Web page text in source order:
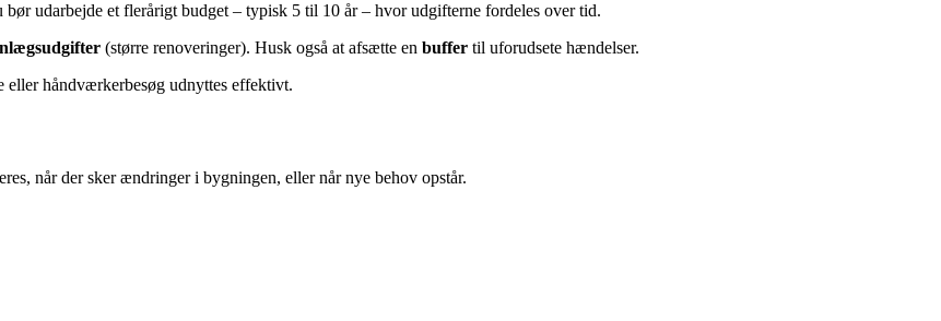
udarbejde et flerårigt budget – typisk 5 til 10 år – hvor udgifterne fordeles over tid.
(større renoveringer). Husk også at afsætte en buffer til uforudsete hændelser.
eller håndværkerbesøg udnyttes effektivt.
når der sker ændringer i bygningen, eller når nye behov opstår.